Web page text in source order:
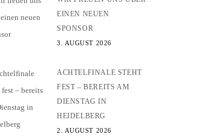
EINEN NEUEN
SPONSOR
3. AUGUST 2026
ACHTELFINALE STEHT
FEST – BEREITS AM
DIENSTAG IN
HEIDELBERG
2. AUGUST 2026